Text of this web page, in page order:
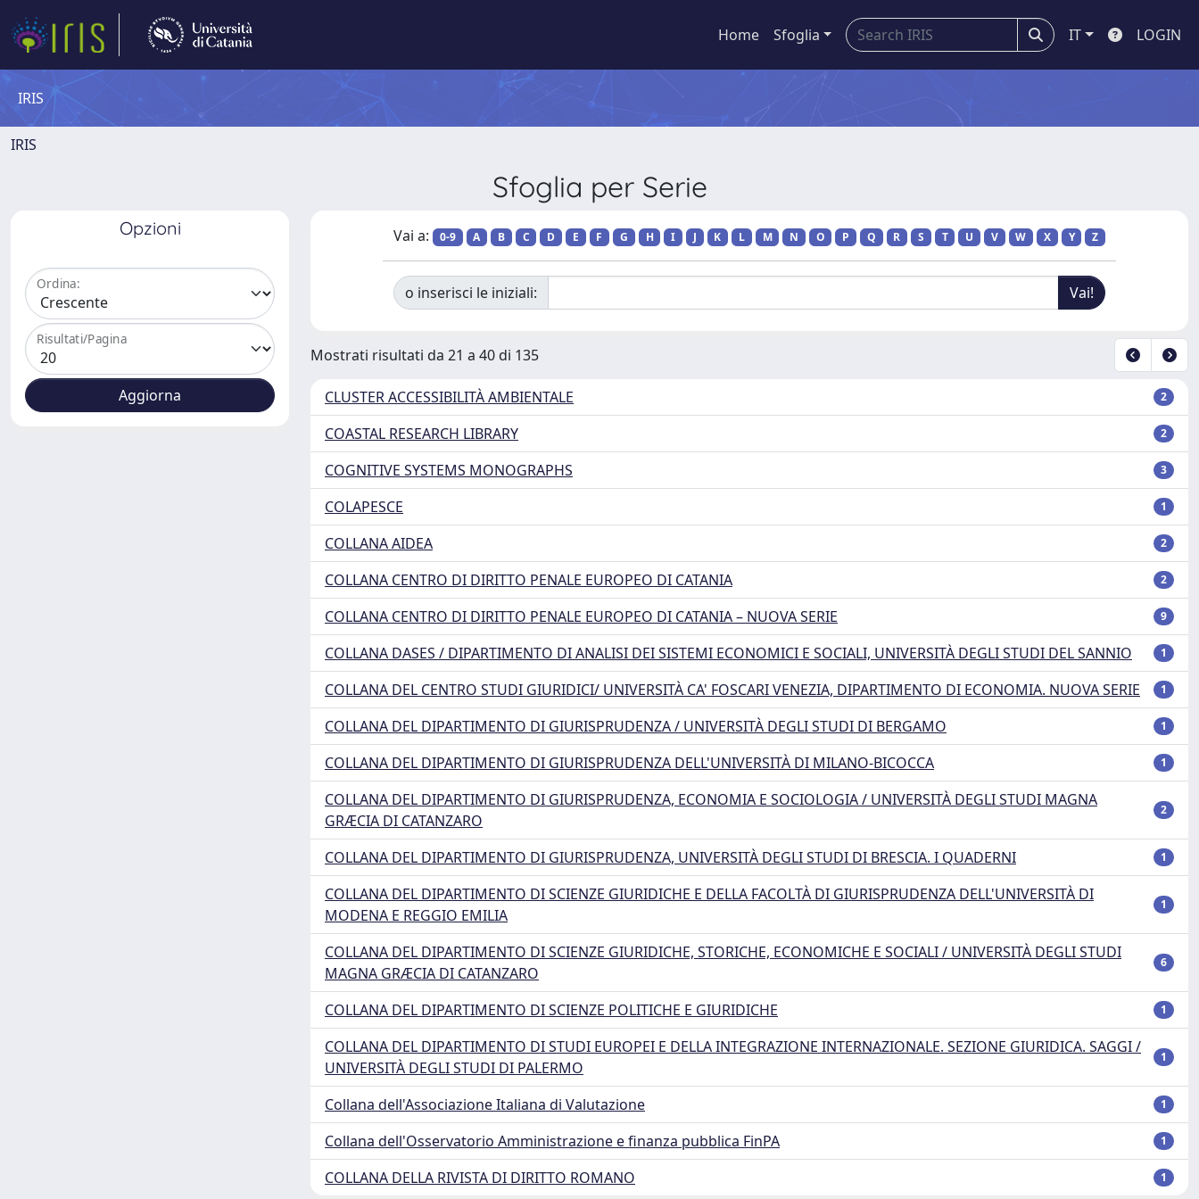
Home Sfoglia IT LOGIN
IRIS
IRIS
Sfoglia per Serie
Opzioni
Ordina:
Risultati/Pagina
Vai a: 0-9 A B C D E F G H I J K L M N O P Q R S T U V W X Y Z
o inserisci le iniziali:
Mostrati risultati da 21 a 40 di 135
CLUSTER ACCESSIBILITÀ AMBIENTALE 2
COASTAL RESEARCH LIBRARY 2
COGNITIVE SYSTEMS MONOGRAPHS 3
COLAPESCE 1
COLLANA AIDEA 2
COLLANA CENTRO DI DIRITTO PENALE EUROPEO DI CATANIA 2
COLLANA CENTRO DI DIRITTO PENALE EUROPEO DI CATANIA – NUOVA SERIE 9
COLLANA DASES / DIPARTIMENTO DI ANALISI DEI SISTEMI ECONOMICI E SOCIALI, UNIVERSITÀ DEGLI STUDI DEL SANNIO 1
COLLANA DEL CENTRO STUDI GIURIDICI/ UNIVERSITÀ CA' FOSCARI VENEZIA, DIPARTIMENTO DI ECONOMIA. NUOVA SERIE 1
COLLANA DEL DIPARTIMENTO DI GIURISPRUDENZA / UNIVERSITÀ DEGLI STUDI DI BERGAMO 1
COLLANA DEL DIPARTIMENTO DI GIURISPRUDENZA DELL'UNIVERSITÀ DI MILANO-BICOCCA 1
COLLANA DEL DIPARTIMENTO DI GIURISPRUDENZA, ECONOMIA E SOCIOLOGIA / UNIVERSITÀ DEGLI STUDI MAGNA
GRÆCIA DI CATANZARO
2
COLLANA DEL DIPARTIMENTO DI GIURISPRUDENZA, UNIVERSITÀ DEGLI STUDI DI BRESCIA. I QUADERNI 1
COLLANA DEL DIPARTIMENTO DI SCIENZE GIURIDICHE E DELLA FACOLTÀ DI GIURISPRUDENZA DELL'UNIVERSITÀ DI
MODENA E REGGIO EMILIA
1
COLLANA DEL DIPARTIMENTO DI SCIENZE GIURIDICHE, STORICHE, ECONOMICHE E SOCIALI / UNIVERSITÀ DEGLI STUDI
MAGNA GRÆCIA DI CATANZARO
6
COLLANA DEL DIPARTIMENTO DI SCIENZE POLITICHE E GIURIDICHE 1
COLLANA DEL DIPARTIMENTO DI STUDI EUROPEI E DELLA INTEGRAZIONE INTERNAZIONALE. SEZIONE GIURIDICA. SAGGI /
UNIVERSITÀ DEGLI STUDI DI PALERMO
1
Collana dell'Associazione Italiana di Valutazione 1
Collana dell'Osservatorio Amministrazione e finanza pubblica FinPA 1
COLLANA DELLA RIVISTA DI DIRITTO ROMANO 1